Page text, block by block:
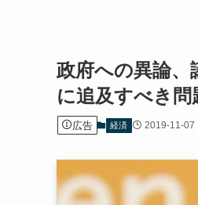
政府への異論
に追及すべき問
広告 経済 2019-11-07